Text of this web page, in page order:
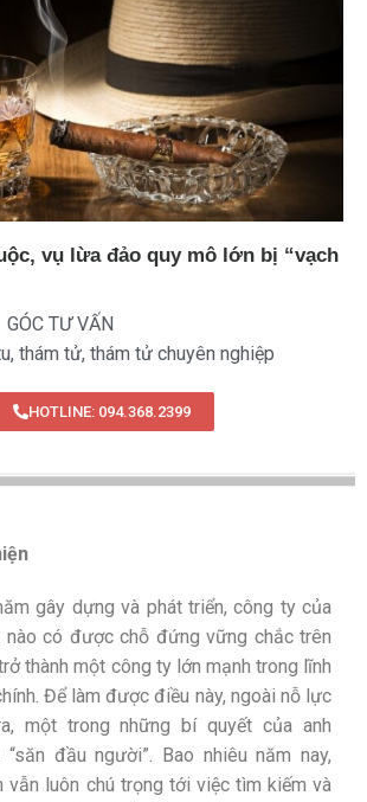
vụ lừa đảo quy mô lớn bị “vạch
GÓC TƯ VẤN
, thám tử, thám tử chuyên nghiệp
HOTLINE: 094.368.2399
gây dựng và phát triển, công ty của
nào có được chỗ đứng vững chắc trên
thành một công ty lớn mạnh trong lĩnh
Để làm được điều này, ngoài nỗ lực
một trong những bí quyết của anh
“săn đầu người”. Bao nhiêu năm nay,
vẫn luôn chú trọng tới việc tìm kiếm và